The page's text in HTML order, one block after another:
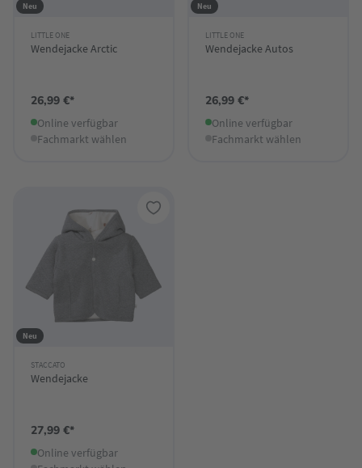
Neu
LITTLE ONE
Wendejacke Arctic
26,99 €*
Online verfügbar
Fachmarkt wählen
Neu
LITTLE ONE
Wendejacke Autos
26,99 €*
Online verfügbar
Fachmarkt wählen
Neu
STACCATO
Wendejacke
27,99 €*
Online verfügbar